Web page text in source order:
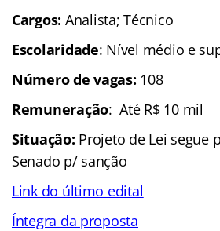
Cargos: Analista; Técnico
Escolaridade: Nível médio e
Número de vagas: 108
Remuneração: Até R$ 10 mil
Situação: Projeto de Lei segue
Senado p/ sanção
Link do último edital
Íntegra da proposta